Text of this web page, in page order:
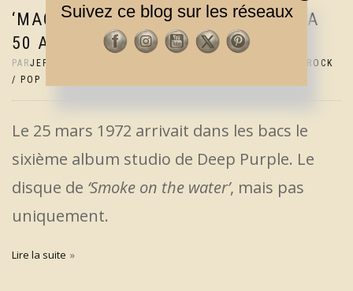
‘MACHINE HEAD’ DE DEEP PURPLE A
50 ANS
PARJEF
ROCK
/ POP
Le 25 mars 1972 arrivait dans les bacs le
sixième album studio de Deep Purple. Le
disque de ‘Smoke on the water’, mais pas
uniquement.
Lire la suite
Suivez ce blog sur les réseaux